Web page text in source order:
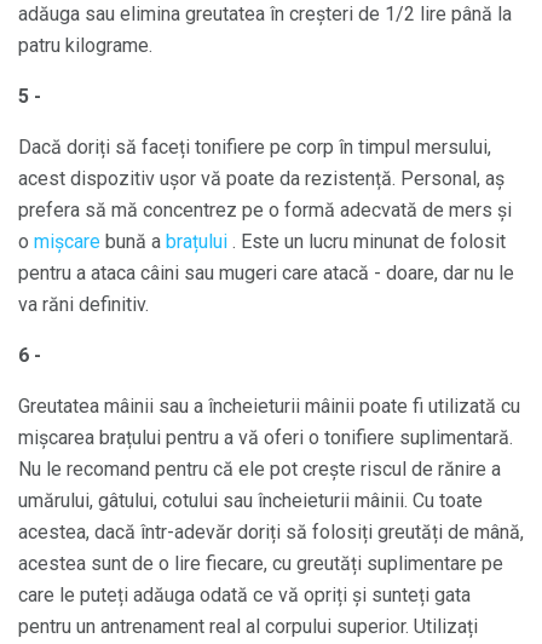
adăuga sau elimina greutatea în creșteri de 1/2 lire până la
patru kilograme.
5 -
Dacă doriți să faceți tonifiere pe corp în timpul mersului,
acest dispozitiv ușor vă poate da rezistență. Personal, aș
prefera să mă concentrez pe o formă adecvată de mers și
o mișcare bună a brațului . Este un lucru minunat de folosit
pentru a ataca câini sau mugeri care atacă - doare, dar nu le
va răni definitiv.
6 -
Greutatea mâinii sau a încheieturii mâinii poate fi utilizată cu
mișcarea brațului pentru a vă oferi o tonifiere suplimentară.
Nu le recomand pentru că ele pot crește riscul de rănire a
umărului, gâtului, cotului sau încheieturii mâinii. Cu toate
acestea, dacă într-adevăr doriți să folosiți greutăți de mână,
acestea sunt de o lire fiecare, cu greutăți suplimentare pe
care le puteți adăuga odată ce vă opriți și sunteți gata
pentru un antrenament real al corpului superior. Utilizați